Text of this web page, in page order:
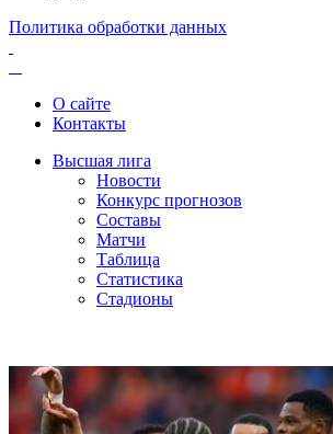
Политика обработки данных
О сайте
Контакты
Высшая лига
Новости
Конкурс прогнозов
Составы
Матчи
Таблица
Статистика
Стадионы